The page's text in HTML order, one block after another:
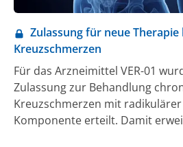
Zulassung für neue
Kreuzschmerzen
Für das Arzneimittel VER-01
Zulassung zur Behandlung
Kreuzschmerzen mit
Komponente erteilt. Damit